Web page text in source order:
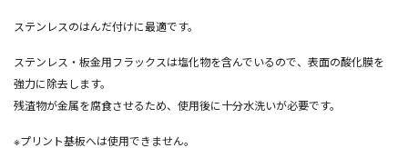
ステンレスのはんだ付けに最適です。
ステンレス・板金用フラックスは塩化物を含んでいるので、表面の酸化膜を
強力に除去します。
残渣物が金属を腐食させるため、使用後に十分水洗いが必要です。
※プリント基板へは使用できません。